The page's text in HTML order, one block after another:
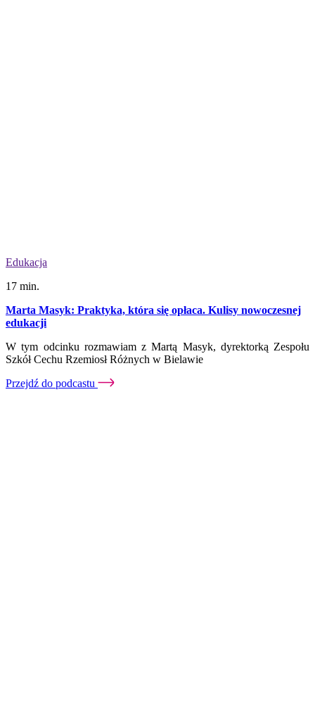
Edukacja
17 min.
Marta Masyk: Praktyka, która się opłaca. Kulisy nowoczesnej
edukacji
W tym odcinku rozmawiam z Martą Masyk, dyrektorką Zespołu
Szkół Cechu Rzemiosł Różnych w Bielawie
Przejdź do podcastu